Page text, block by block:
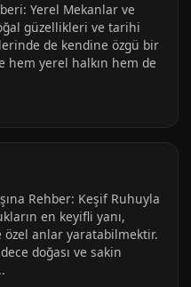
Yerel Mekanlar ve
güzellikleri ve tarihi
de kendine özgü bir
hem yerel halkın hem de
Rehber: Keşif Ruhuyla
en keyifli yanı,
anlar yaratabilmektir.
doğası ve sakin